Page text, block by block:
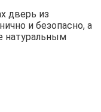
дверь из
и безопасно, а
натуральным